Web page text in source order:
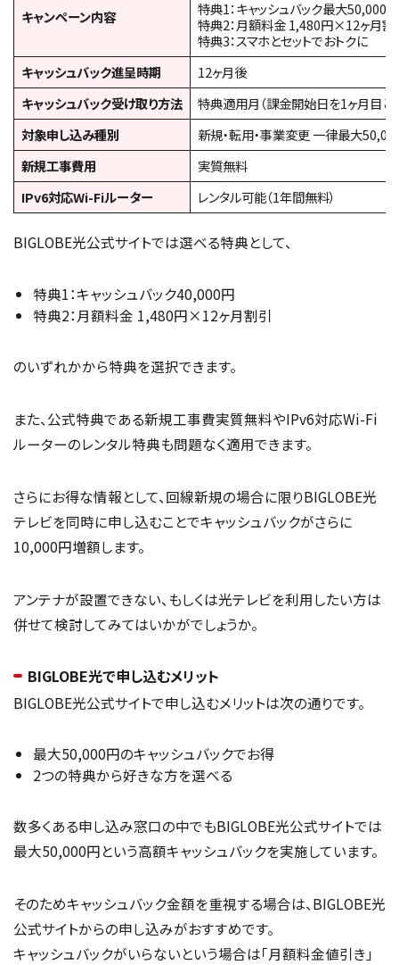
キャンペーン内容
特典1：キャッシュバック最大50,000円
特典2：月額料金 1,480円×12ヶ月割
特典3：スマホとセットでおトクに
キャッシュバック進呈時期
12ヶ月後
キャッシュバック受け取り方法
特典適用月（課金開始日を1ヶ月目と
対象申し込み種別
新規・転用・事業変更 一律最大
新規工事費用
実質無料
IPv6対応Wi-Fiルーター
レンタル可能（1年間無料）
BIGLOBE光公式サイトでは選べる特典として、
特典1：キャッシュバック40,000円
特典2：月額料金 1,480円×12ヶ月割引
のいずれかから特典を選択できます。
また、公式特典である新規工事費実質無料やIPv6対応Wi-Fi
ルーターのレンタル特典も問題なく適用できます。
さらにお得な情報として、回線新規の場合に限りBIGLOBE光
テレビを同時に申し込むことでキャッシュバックがさらに
10,000円増額します。
アンテナが設置できない、もしくは光テレビを利用したい方は
併せて検討してみてはいかがでしょうか。
BIGLOBE光で申し込むメリット
BIGLOBE光公式サイトで申し込むメリットは次の通りです。
最大50,000円のキャッシュバックでお得
2つの特典から好きな方を選べる
数多くある申し込み窓口の中でもBIGLOBE光公式サイトでは
最大50,000円という高額キャッシュバックを実施しています。
そのためキャッシュバック金額を重視する場合は、BIGLOBE光
公式サイトからの申し込みがおすすめです。
キャッシュバックがいらないという場合は「月額料金値引き」